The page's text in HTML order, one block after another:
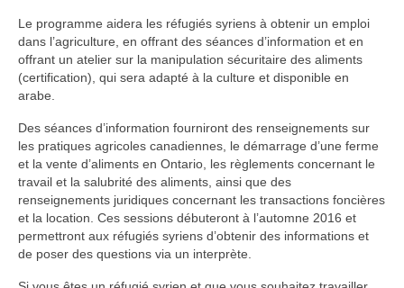
Le programme aidera les réfugiés syriens à obtenir un emploi
dans l’agriculture, en offrant des séances d’information et en
offrant un atelier sur la manipulation sécuritaire des aliments
(certification), qui sera adapté à la culture et disponible en
arabe.
Des séances d’information fourniront des renseignements sur
les pratiques agricoles canadiennes, le démarrage d’une ferme
et la vente d’aliments en Ontario, les règlements concernant le
travail et la salubrité des aliments, ainsi que des
renseignements juridiques concernant les transactions foncières
et la location. Ces sessions débuteront à l’automne 2016 et
permettront aux réfugiés syriens d’obtenir des informations et
de poser des questions via un interprète.